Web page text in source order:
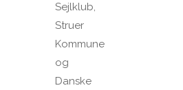
Sejlklub,
Struer
Kommune
og
Danske